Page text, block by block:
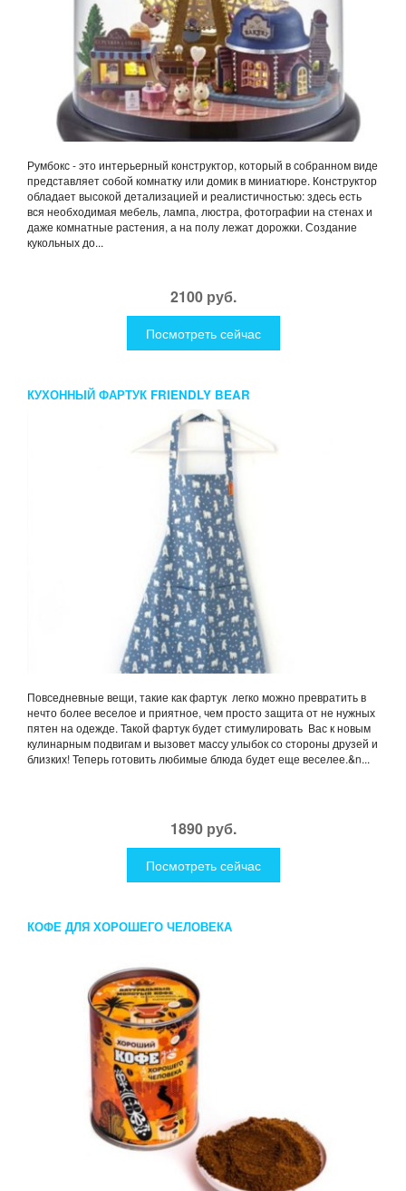
Румбокс - это интерьерный конструктор, который в собранном виде
представляет собой комнатку или домик в миниатюре. Конструктор
обладает высокой детализацией и реалистичностью: здесь есть
вся необходимая мебель, лампа, люстра, фотографии на стенах и
даже комнатные растения, а на полу лежат дорожки. Создание
кукольных до...
2100 руб.
Посмотреть сейчас
КУХОННЫЙ ФАРТУК FRIENDLY BEAR
Повседневные вещи, такие как фартук легко можно превратить в
нечто более веселое и приятное, чем просто защита от не нужных
пятен на одежде. Такой фартук будет стимулировать Вас к новым
кулинарным подвигам и вызовет массу улыбок со стороны друзей и
близких! Теперь готовить любимые блюда будет еще веселее.&n...
1890 руб.
Посмотреть сейчас
КОФЕ ДЛЯ ХОРОШЕГО ЧЕЛОВЕКА